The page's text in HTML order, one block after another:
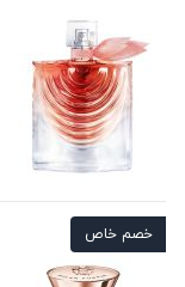
خصم خاص